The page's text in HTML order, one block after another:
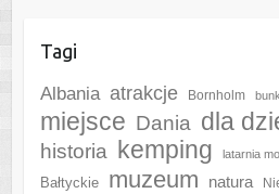
Tagi
Albania atrakcje Bornholm
miejsce Dania dla
historia kemping latarnia
Bałtyckie
muzeum natura